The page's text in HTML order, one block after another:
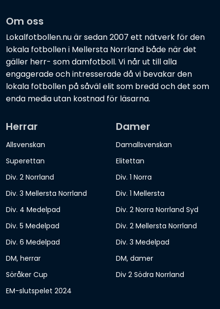
Om oss
Lokalfotbollen.nu är sedan 2007 ett nätverk för den
lokala fotbollen i Mellersta Norrland både när det
gäller herr- som damfotboll. Vi når ut till alla
engagerade och intresserade då vi bevakar den
lokala fotbollen på såväl elit som bredd och det som
enda media utan kostnad för läsarna.
Herrar
Allsvenskan
Superettan
Div. 2 Norrland
Div. 3 Mellersta Norrland
Div. 4 Medelpad
Div. 5 Medelpad
Div. 6 Medelpad
DM, herrar
Söråker Cup
EM-slutspelet 2024
Damer
Damallsvenskan
Elitettan
Div. 1 Norra
Div. 1 Mellersta
Div. 2 Norra Norrland Syd
Div. 2 Mellersta Norrland
Div. 3 Medelpad
DM, damer
Div 2 Södra Norrland